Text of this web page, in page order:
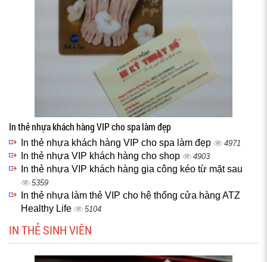
In thẻ nhựa khách hàng VIP cho spa làm đẹp
In thẻ nhựa khách hàng VIP cho spa làm đẹp 4971
In thẻ nhựa VIP khách hàng cho shop 4903
In thẻ nhựa VIP khách hàng gia công kéo từ mặt sau
5359
In thẻ nhựa làm thẻ VIP cho hệ thống cửa hàng ATZ
Healthy Life
5104
IN THẺ SINH VIÊN